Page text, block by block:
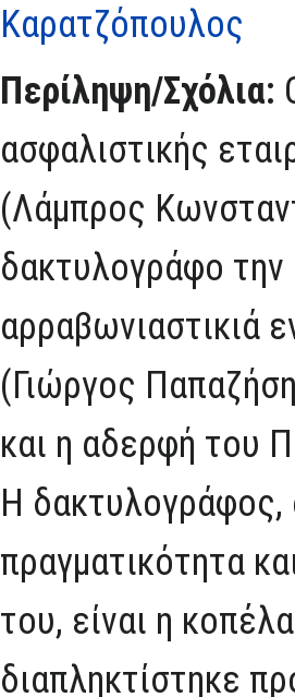
Καρατζόπουλος
Περίληψη/Σχόλια:
ασφαλιστικής
(Λάμπρος
δακτυλογράφο
αρραβωνιαστικιά
(Γιώργος
και η αδερφή του
Η δακτυλογράφος,
πραγματικότητα
του, είναι η
διαπληκτίστηκε